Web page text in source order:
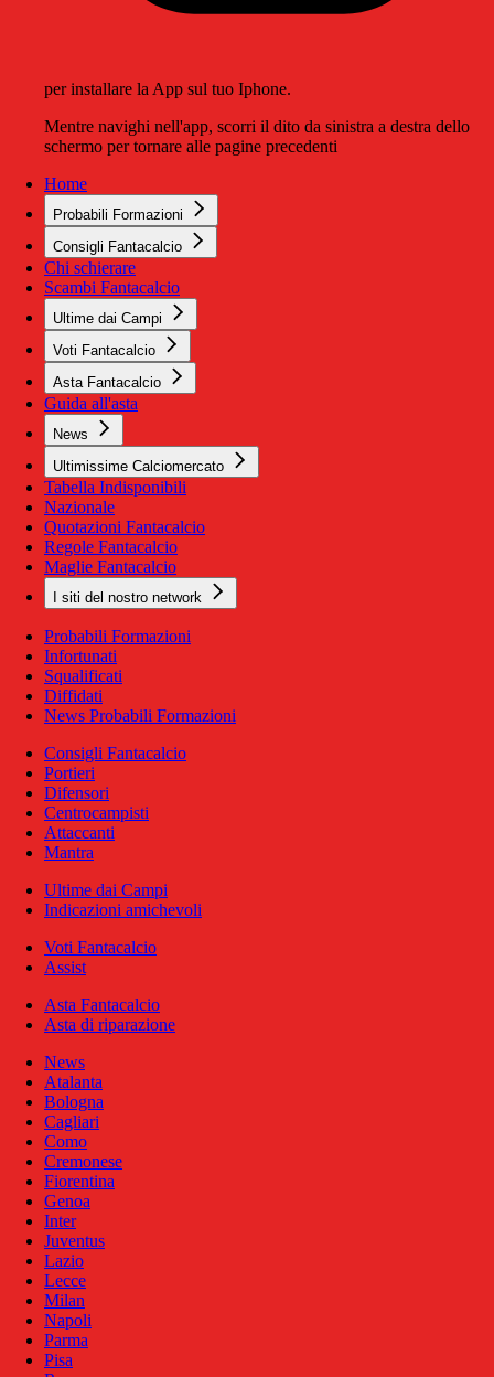
per installare la App sul tuo Iphone.
Mentre navighi nell'app, scorri il dito da sinistra a destra dello
schermo per tornare alle pagine precedenti
Home
Probabili Formazioni
Consigli Fantacalcio
Chi schierare
Scambi Fantacalcio
Ultime dai Campi
Voti Fantacalcio
Asta Fantacalcio
Guida all'asta
News
Ultimissime Calciomercato
Tabella Indisponibili
Nazionale
Quotazioni Fantacalcio
Regole Fantacalcio
Maglie Fantacalcio
I siti del nostro network
Probabili Formazioni
Infortunati
Squalificati
Diffidati
News Probabili Formazioni
Consigli Fantacalcio
Portieri
Difensori
Centrocampisti
Attaccanti
Mantra
Ultime dai Campi
Indicazioni amichevoli
Voti Fantacalcio
Assist
Asta Fantacalcio
Asta di riparazione
News
Atalanta
Bologna
Cagliari
Como
Cremonese
Fiorentina
Genoa
Inter
Juventus
Lazio
Lecce
Milan
Napoli
Parma
Pisa